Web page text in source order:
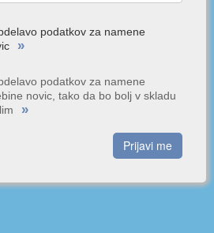
podatkov za namene
»
podatkov za namene
novic, tako da bo bolj v skladu
»
Prijavi me